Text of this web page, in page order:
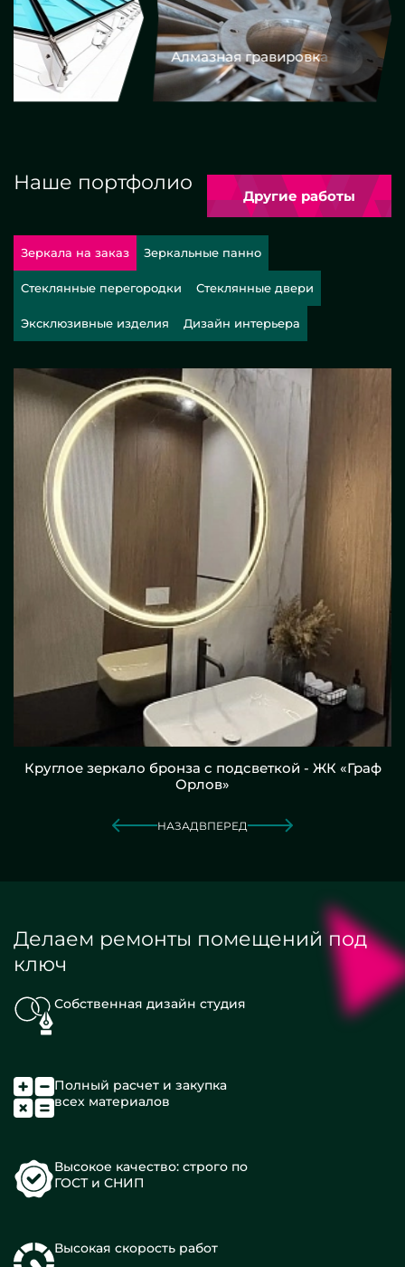
Алмазная гравировка
Наше портфолио
Другие работы
Зеркала на заказ Зеркальные панно
Стеклянные перегородки Стеклянные двери
Эксклюзивные изделия Дизайн интерьера
Круглое зеркало бронза с подсветкой - ЖК «Граф
Орлов»
НАЗАД ВПЕРЕД
Делаем ремонты помещений под
ключ
Собственная дизайн студия
Полный расчет и закупка
всех материалов
Высокое качество: строго по
ГОСТ и СНИП
Высокая скорость работ